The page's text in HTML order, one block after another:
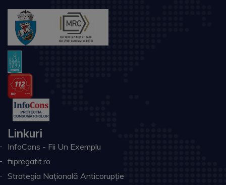
Linkuri
InfoCons - Fii Un Exemplu
fiipregatit.ro
Strategia Națională Anticorupție